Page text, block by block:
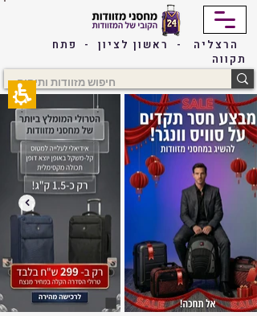
The
page,
click
to
move
the
main
Content
הרצליה - ראשון לציון - פתח
תקווה